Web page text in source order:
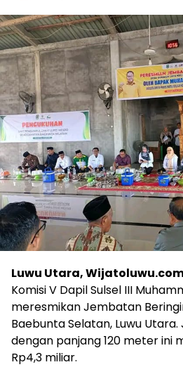
Luwu Utara,
Komisi V Dapil Sulsel III
meresmikan Jembatan
Baebunta Selatan, Luwu
dengan panjang 120 meter ini
Rp4,3 miliar.